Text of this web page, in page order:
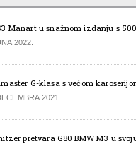
Manart u snažnom izdanju s
2022.
G-klasa s većom
2021.
pretvara G80 BMW M3 u